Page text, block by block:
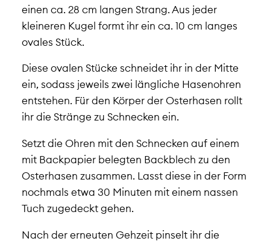
einen ca. 28 cm langen Strang. Aus jeder
kleineren Kugel formt ihr ein ca. 10 cm langes
ovales Stück.
Diese ovalen Stücke schneidet ihr in der Mitte
ein, sodass jeweils zwei längliche Hasenohren
entstehen. Für den Körper der Osterhasen rollt
ihr die Stränge zu Schnecken ein.
Setzt die Ohren mit den Schnecken auf einem
mit Backpapier belegten Backblech zu den
Osterhasen zusammen. Lasst diese in der Form
nochmals etwa 30 Minuten mit einem nassen
Tuch zugedeckt gehen.
Nach der erneuten Gehzeit pinselt ihr die